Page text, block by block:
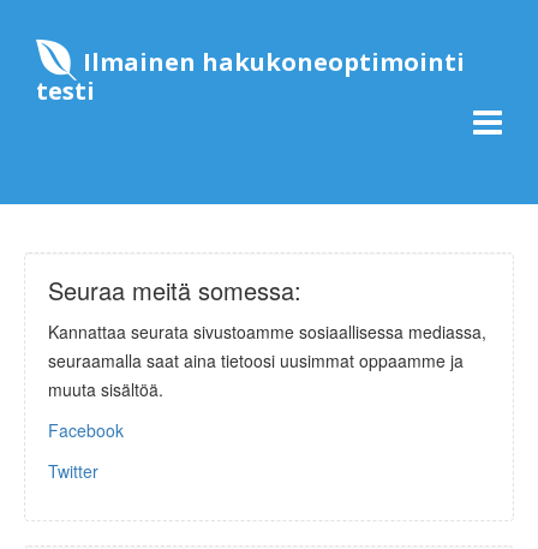
Ilmainen hakukoneoptimointi
testi
Seuraa meitä somessa:
Kannattaa seurata sivustoamme sosiaallisessa mediassa,
seuraamalla saat aina tietoosi uusimmat oppaamme ja
muuta sisältöä.
Facebook
Twitter